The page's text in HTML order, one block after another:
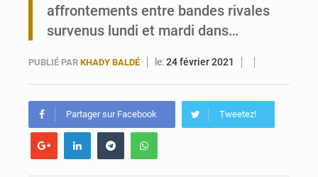
affrontements entre bandes rivales
survenus lundi et mardi dans…
PUBLIÉ PAR KHADY BALDÉ le:24 février 2021
Partager sur Facebook Tweetez!